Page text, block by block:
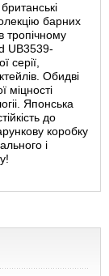
барних
тропічному
UB3539-
серії,
Обидві
міцності
Японська
до
коробку
і